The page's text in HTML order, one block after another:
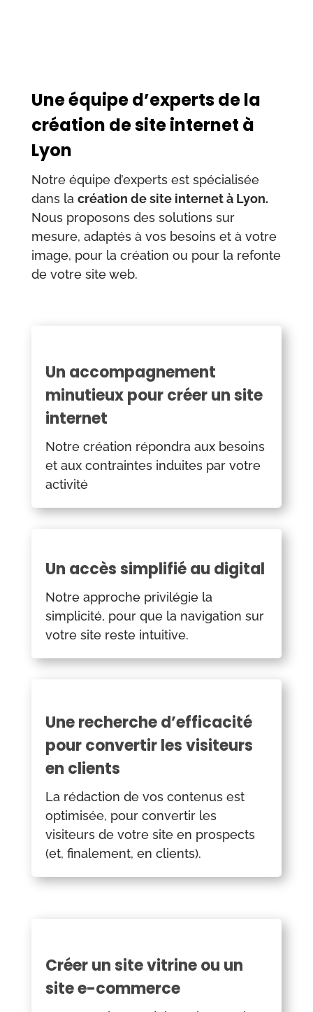
Une équipe d’experts de la
création de site internet à
Lyon
Notre équipe d’experts est spécialisée
dans la création de site internet à Lyon.
Nous proposons des solutions sur
mesure, adaptés à vos besoins et à votre
image, pour la création ou pour la refonte
de votre site web.
Un accompagnement
minutieux pour créer un site
internet
Notre création répondra aux besoins
et aux contraintes induites par votre
activité
Un accès simplifié au digital
Notre approche privilégie la
simplicité, pour que la navigation sur
votre site reste intuitive.
Une recherche d’efficacité
pour convertir les visiteurs
en clients
La rédaction de vos contenus est
optimisée, pour convertir les
visiteurs de votre site en prospects
(et, finalement, en clients).
Créer un site vitrine ou un
site e-commerce